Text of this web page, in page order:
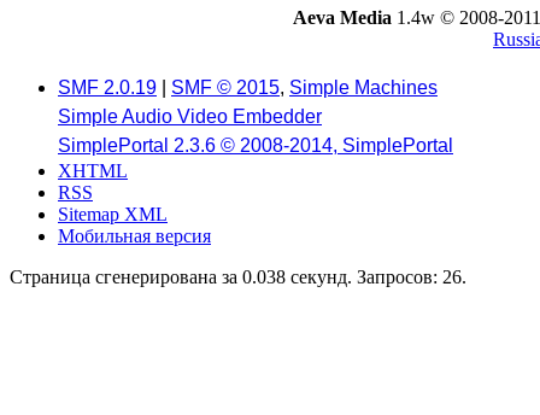
Aeva Media 1.4w © 2008-
SMF 2.0.19 SMF © 2015, Simple Machines
Simple Audio Video Embedder
SimplePortal 2.3.6 © 2008-2014, SimplePortal
XHTML
RSS
Sitemap XML
Мобильная версия
Страница сгенерирована за 0.038 секунд. Запросов: 26.